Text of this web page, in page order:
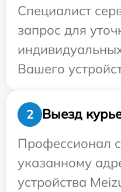
Специалист
запрос для
Вашего
2
Выезд
Профессионал
указанному
устройства